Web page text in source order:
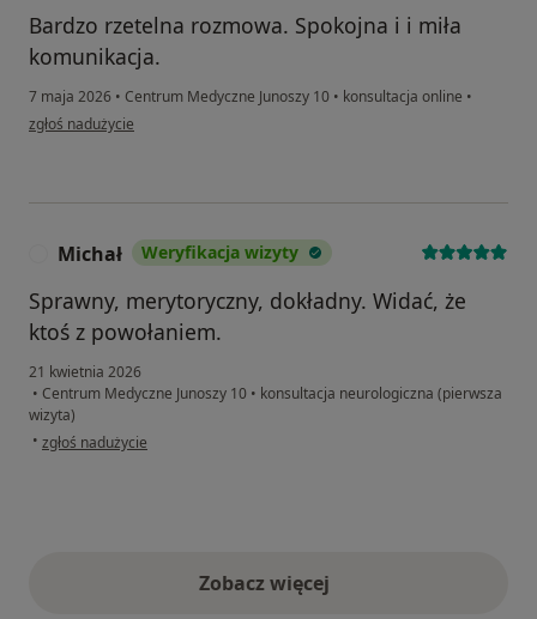
Bardzo rzetelna rozmowa. Spokojna i i miła
komunikacja.
7 maja 2026 • Centrum Medyczne Junoszy 10 • konsultacja online •
w opinii użytkownika Kamila
zgłoś nadużycie
Michał Weryfikacja wizyty
Sprawny, merytoryczny, dokładny. Widać, że
ktoś z powołaniem.
21 kwietnia 2026
• Centrum Medyczne Junoszy 10 • konsultacja neurologiczna (pierwsza
wizyta)
• w opinii użytkownika Michał
zgłoś nadużycie
Zobacz więcejopinie powyżej